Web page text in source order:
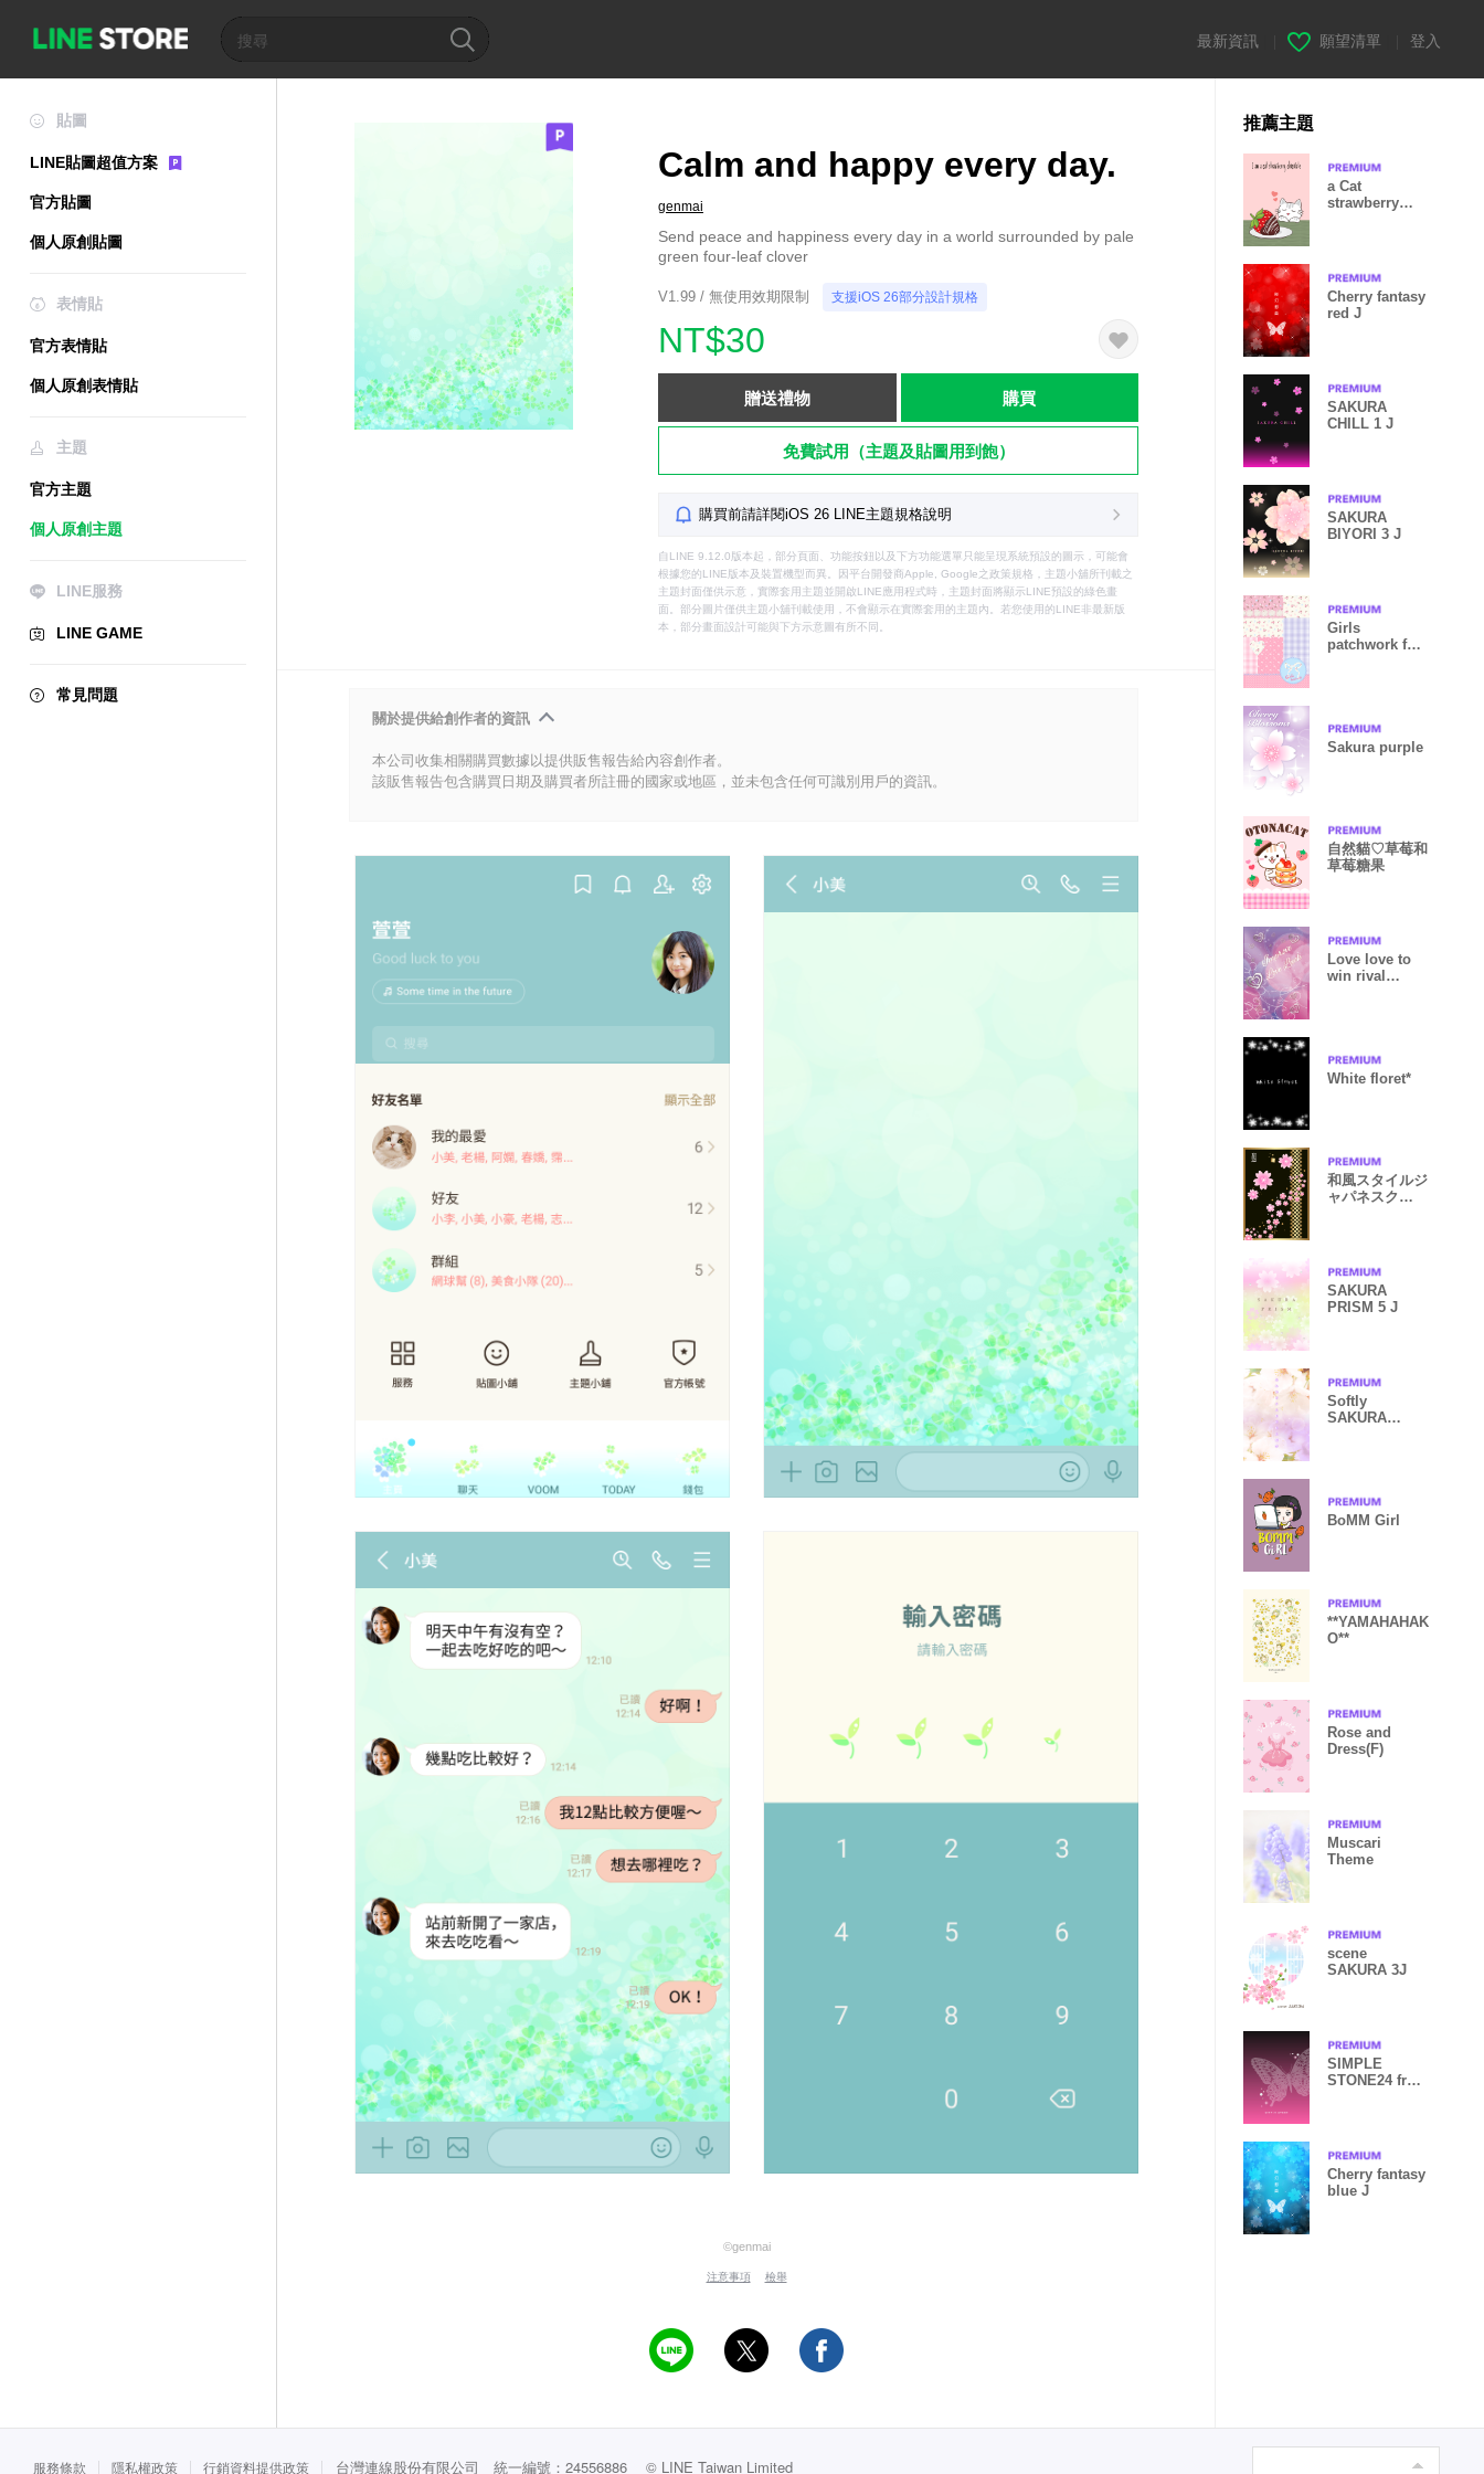
最新資訊 願望清單 登入
貼圖
LINE貼圖超值方案
官方貼圖
個人原創貼圖
表情貼
官方表情貼
個人原創表情貼
主題
官方主題
個人原創主題
LINE服務
LINE GAME
常見問題
Calm and happy every day.
genmai
Send peace and happiness every day in a world surrounded by pale
green four-leaf clover
V1.99 / 無使用效期限制 支援iOS 26部分設計規格
NT$30
贈送禮物 購買
免費試用（主題及貼圖用到飽）
購買前請詳閱iOS 26 LINE主題規格說明
自LINE 9.12.0版本起，部分頁面、功能按鈕以及下方功能選單只能呈現系統預設的圖示，可能會
根據您的LINE版本及裝置機型而異。因平台開發商Apple, Google之政策規格，主題小舖所刊載之
主題封面僅供示意，實際套用主題並開啟LINE應用程式時，主題封面將顯示LINE預設的綠色畫
面。部分圖片僅供主題小舖刊載使用，不會顯示在實際套用的主題內。若您使用的LINE非最新版
本，部分畫面設計可能與下方示意圖有所不同。
關於提供給創作者的資訊
本公司收集相關購買數據以提供販售報告給內容創作者。
該販售報告包含購買日期及購買者所註冊的國家或地區，並未包含任何可識別用戶的資訊。
©genmai
注意事項 檢舉
推薦主題
a Cat
strawberry
Cherry fantasy
red J
SAKURA
CHILL 1 J
SAKURA
BIYORI 3 J
Girls
patchwork for
Sakura purple
自然貓♡草莓和
草莓糖果
Love love to
win rival
White floret*
和風スタイルジ
ャパネスク
SAKURA
PRISM 5 J
Softly
SAKURA
BoMM Girl
**YAMAHAHAK
O**
Rose and
Dress(F)
Muscari
Theme
scene
SAKURA 3J
SIMPLE
STONE24 from
Cherry fantasy
blue J
服務條款 隱私權政策 行銷資料提供政策 台灣連線股份有限公司 統一編號：24556886 © LINE Taiwan Limited